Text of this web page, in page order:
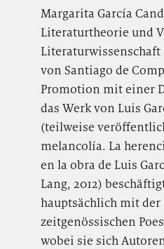
Margarita García
Literaturtheorie und
von Santiago de
Promotion mit einer
das Werk von Luis
(teilweise
melancolía. La
en la obra de Luis
Lang, 2012)
hauptsächlich mit
zeitgenössischen
wobei sie sich